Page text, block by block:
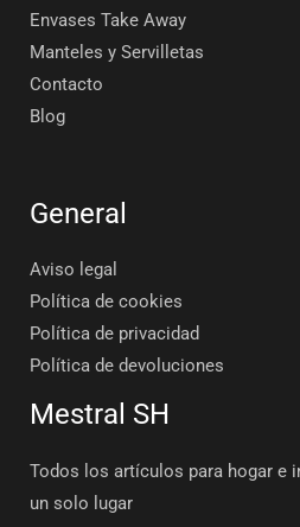
Envases Take Away
Manteles y Servilletas
Contacto
Blog
General
Aviso legal
Política de cookies
Política de privacidad
Política de devoluciones
Mestral SH
Todos los artículos para hogar e
un solo lugar